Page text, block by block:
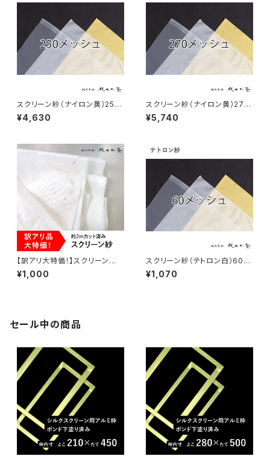
スクリーン紗（ナイロン黄）250
メッシュ こねこ便
¥4,630
スクリーン紗（ナイロン黄）270
メッシュ こねこ便
¥5,740
【訳アリ大特価！】スクリーン
紗 2ｍカット済み シワ・汚れ
あり こねこ便
¥1,000
スクリーン紗（テトロン白）60メ
ッシュ こねこ便
¥1,070
セール中の商品